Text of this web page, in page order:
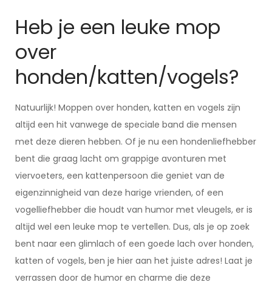
Heb je een leuke mop
over
honden/katten/vogels?
Natuurlijk! Moppen over honden, katten en vogels zijn
altijd een hit vanwege de speciale band die mensen
met deze dieren hebben. Of je nu een hondenliefhebber
bent die graag lacht om grappige avonturen met
viervoeters, een kattenpersoon die geniet van de
eigenzinnigheid van deze harige vrienden, of een
vogelliefhebber die houdt van humor met vleugels, er is
altijd wel een leuke mop te vertellen. Dus, als je op zoek
bent naar een glimlach of een goede lach over honden,
katten of vogels, ben je hier aan het juiste adres! Laat je
verrassen door de humor en charme die deze